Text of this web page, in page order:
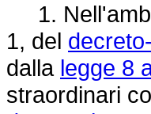
1.
1, del
dalla legge 8
straordinari